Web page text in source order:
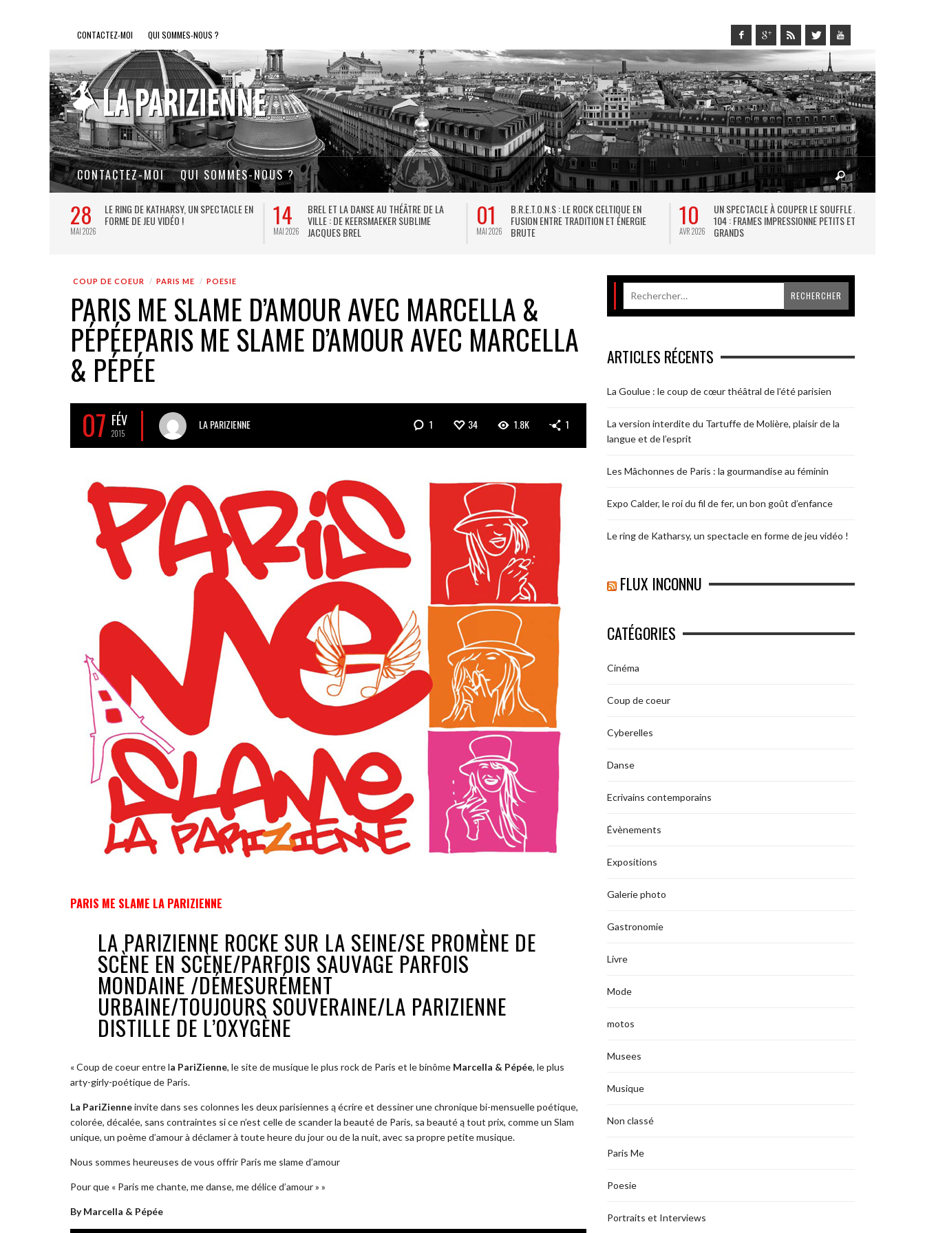
CONTACTEZ-MOI QUI SOMMES-NOUS ?
CONTACTEZ-MOI QUI SOMMES-NOUS ?
28
MAI 2026
LE RING DE KATHARSY, UN SPECTACLE EN
FORME DE JEU VIDÉO !
14
MAI 2026
BREL ET LA DANSE AU THÉÂTRE DE LA
VILLE : DE KEERSMAEKER SUBLIME
JACQUES BREL
01
MAI 2026
B.R.E.T.O.N.S : LE ROCK CELTIQUE EN
FUSION ENTRE TRADITION ET ÉNERGIE
BRUTE
10
AVR 2026
UN SPECTACLE À COUPER LE SOUFFLE AU
104 : FRAMES IMPRESSIONNE PETITS ET
GRANDS
COUP DE COEUR PARIS ME POESIE
PARIS ME SLAME D’AMOUR AVEC MARCELLA &
PÉPÉEPARIS ME SLAME D’AMOUR AVEC MARCELLA
& PÉPÉE
07 FÉV
2015
LA PARIZIENNE 1 34 1.8K 1
PARIS ME SLAME LA PARIZIENNE
LA PARIZIENNE ROCKE SUR LA SEINE/SE PROMÈNE DE
SCÈNE EN SCÈNE/PARFOIS SAUVAGE PARFOIS
MONDAINE /DÉMESURÉMENT
URBAINE/TOUJOURS SOUVERAINE/LA PARIZIENNE
DISTILLE DE L’OXYGÈNE
« Coup de coeur entrela PariZienne, le site de musique le plus rock de Paris et le binôme Marcella & Pépée, le plus
arty-girly-poétique de Paris.
La PariZienneinvite dans ses colonnes les deux parisiennes ą écrire et dessiner une chronique bi-mensuelle poétique,
colorée, décalée, sans contraintes si ce n’est celle de scander la beauté de Paris, sa beauté ą tout prix, comme un Slam
unique, un poème d’amour à déclamer à toute heure du jour ou de la nuit, avec sa propre petite musique.
Nous sommes heureuses de vous offrir Paris me slame d’amour
Pour que « Paris me chante, me danse, me délice d’amour » »
By Marcella & Pépée
ARTICLES RÉCENTS
La Goulue : le coup de cœur théâtral de l’été parisien
La version interdite du Tartuffe de Molière, plaisir de la
langue et de l’esprit
Les Mâchonnes de Paris : la gourmandise au féminin
Expo Calder, le roi du fil de fer, un bon goût d’enfance
Le ring de Katharsy, un spectacle en forme de jeu vidéo !
FLUX INCONNU
CATÉGORIES
Cinéma
Coup de coeur
Cyberelles
Danse
Ecrivains contemporains
Évènements
Expositions
Galerie photo
Gastronomie
Livre
Mode
motos
Musees
Musique
Non classé
Paris Me
Poesie
Portraits et Interviews